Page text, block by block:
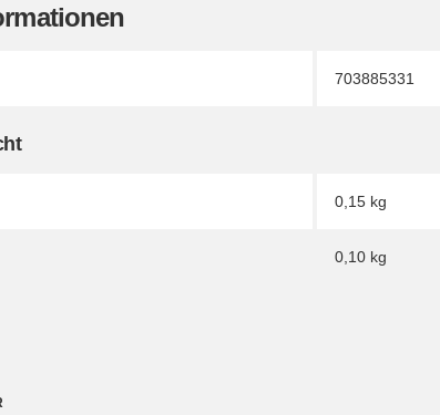
703885331
0,15 kg
0,10 kg